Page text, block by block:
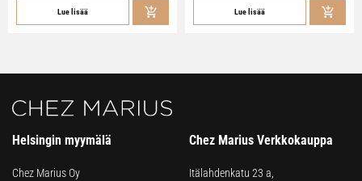
Lue lisää Lue lisää
Helsingin myymälä
Chez Marius Oy
Chez Marius Verkkokauppa
Itälahdenkatu 23 a,